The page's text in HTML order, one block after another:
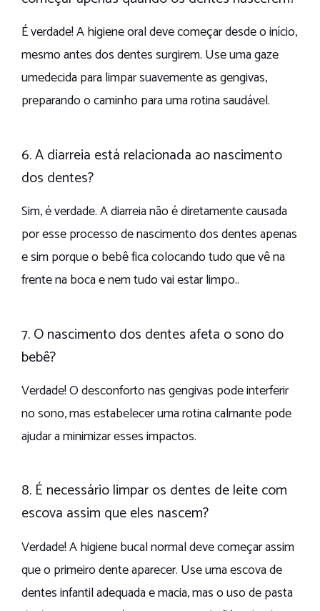
É verdade! A higiene oral deve começar desde o início,
mesmo antes dos dentes surgirem. Use uma gaze
umedecida para limpar suavemente as gengivas,
preparando o caminho para uma rotina saudável.
6. A diarreia está relacionada ao nascimento
dos dentes?
Sim, é verdade. A diarreia não é diretamente causada
por esse processo de nascimento dos dentes apenas
e sim porque o bebê fica colocando tudo que vê na
frente na boca e nem tudo vai estar limpo..
7. O nascimento dos dentes afeta o sono do
bebê?
Verdade! O desconforto nas gengivas pode interferir
no sono, mas estabelecer uma rotina calmante pode
ajudar a minimizar esses impactos.
8. É necessário limpar os dentes de leite com
escova assim que eles nascem?
Verdade! A higiene bucal normal deve começar assim
que o primeiro dente aparecer. Use uma escova de
dentes infantil adequada e macia, mas o uso de pasta